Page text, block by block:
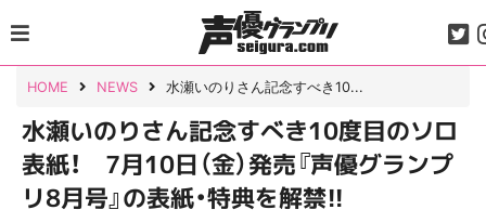
to
content
HOME NEWS 水瀬いのりさん記念すべき10...
水瀬いのりさん記念すべき10度目のソロ
表紙！ 7月10日（金）発売『声優グランプ
リ8月号』の表紙・特典を解禁!!